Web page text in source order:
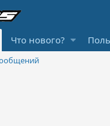
Что нового?